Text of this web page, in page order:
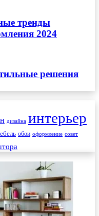
тренды
2024
решения
дизайна интерьер
обои оформление совет